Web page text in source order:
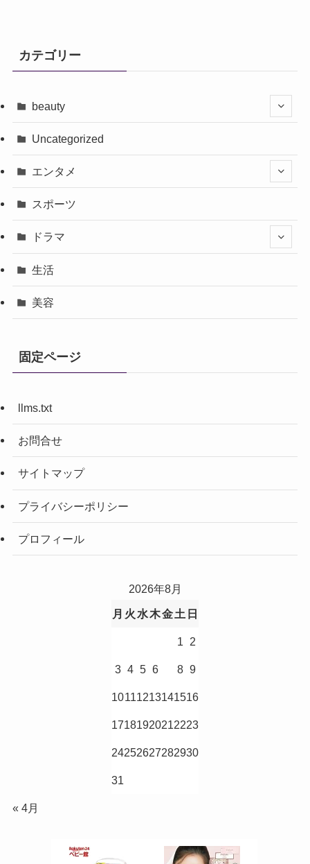
カテゴリー
beauty
Uncategorized
エンタメ
スポーツ
ドラマ
生活
美容
固定ページ
llms.txt
お問合せ
サイトマップ
プライバシーポリシー
プロフィール
2026年8月
月 火 水木金土 日
1 2
3 4 5 6 8 9
10111213141516
17181920212223
24252627282930
31
« 4月